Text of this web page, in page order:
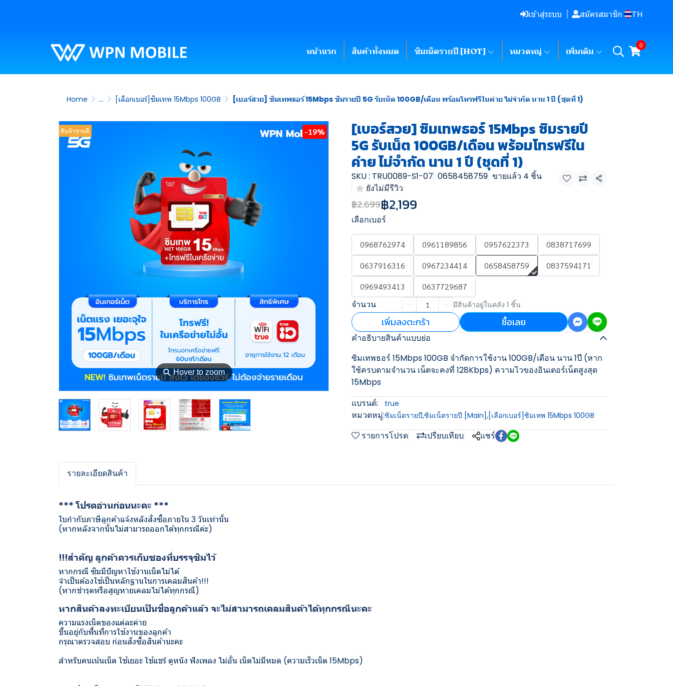
เข้าสู่ระบบ สมัครสมาชิก TH
หน้าแรก สินค้าทั้งหมด ซิมเน็ตรายปี [HOT] หมวดหมู่ เพิ่มเติม
0
Home ... [เลือกเบอร์]ซิมเทพ 15Mbps 100GB [เบอร์สวย] ซิมเทพธอร์ 15Mbps ซิมรายปี 5G รับเน็ต 100GB/เดือน พร้อมโทรฟรีในค่าย ไม่จำกัด นาน 1 ปี (ชุดที่ 1)
⚲Hover to zoom
สินค้าขายดี -19% [เบอร์สวย] ซิมเทพธอร์ 15Mbps ซิมรายปี
5G รับเน็ต 100GB/เดือน พร้อมโทรฟรีใน
ค่าย ไม่จำกัด นาน 1 ปี (ชุดที่ 1)
SKU : TRU0089-S1-07 0658458759 ขายแล้ว 4 ชิ้น
ยังไม่มีรีวิว
แชร์
฿2,699฿2,199
เลือกเบอร์
0968762974 0961189856 0957622373
0838717699
0637916316
0967234414 0658458759
0837594171
0969493413
0637729687
จำนวน มีสินค้าอยู่ในคลัง 1 ชิ้น
เพิ่มลงตะกร้า ซื้อเลย
คำอธิบายสินค้าแบบย่อ
ซิมเทพธอร์ 15Mbps 100GB จำกัดการใช้งาน 100GB/เดือน นาน 1ปี (หาก
ใช้ครบตามจำนวน เน็ตจะคงที่ 128Kbps) ความไวของอินเตอร์เน็ตสูงสุด
15Mbps
แบรนด์:
true
หมวดหมู่:ซิมเน็ตรายปี,ซิมเน็ตรายปี [Main],[เลือกเบอร์]ซิมเทพ 15Mbps 100GB
รายการโปรด เปรียบเทียบ แชร์
รายละเอียดสินค้า
*** โปรดอ่านก่อนนะคะ ***
ใบกำกับภาษีลูกค้าแจ้งหลังสั่งซื้อภายใน 3 วันเท่านั้น
(หากหลังจากนั้นไม่สามารถออกได้ทุกกรณีค่ะ)
!!!สำคัญ ลูกค้าควรเก็บซองที่บรรจุซิมไว้
หากกรณี ซิมมีปัญหาใช้งานเน็ตไม่ได้
จำเป็นต้องใช้เป็นหลักฐานในการเคลมสินค้า!!!
(หากชำรุดหรือสูญหายเคลมไม่ได้ทุกกรณี)
หากสินค้าลงทะเบียนเป็นชื่อลูกค้าแล้ว จะไม่สามารถเคลมสินค้าได้ทุกกรณีนะคะ
ความแรงเน็ตของแต่ละค่าย
ขึ้นอยู่กับพื้นที่การใช้งานของลูกค้า
กรุณาตรวจสอบ ก่อนสั่งซื้อสินค้านะคะ
สำหรับคนเน้นเน็ต ใช้เยอะ ใช้แชร์ ดูหนัง ฟังเพลง ไม่อั้น เน็ตไม่มีหมด (ความเร็วเน็ต 15Mbps)